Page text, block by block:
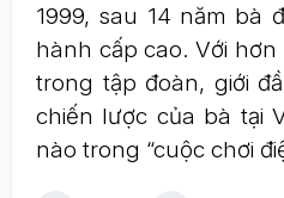
1999, sau 14 năm bà
hành cấp cao. Với
trong tập đoàn, giới
chiến lược của bà tại
nào trong “cuộc chơi